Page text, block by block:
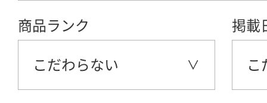
商品ランク
こだわらない
掲載
こ